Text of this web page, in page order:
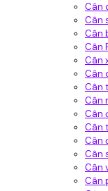
Cân
Cân
Cân
Cân
Cân
Cân
Cân
Cân
Cân
Cân
Cân
Cân
Cân
Cân